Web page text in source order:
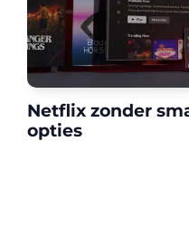
Netflix zonder
opties